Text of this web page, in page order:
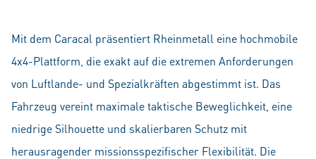
Mit dem Caracal präsentiert Rheinmetall eine hochmobile
4x4-Plattform, die exakt auf die extremen Anforderungen
von Luftlande- und Spezialkräften abgestimmt ist. Das
Fahrzeug vereint maximale taktische Beweglichkeit, eine
niedrige Silhouette und skalierbaren Schutz mit
herausragender missionsspezifischer Flexibilität. Die